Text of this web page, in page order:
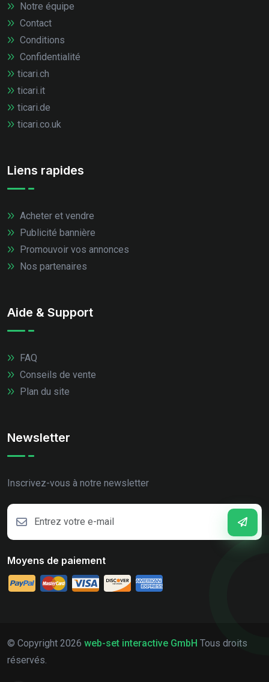
Notre équipe
Contact
Conditions
Confidentialité
ticari.ch
ticari.it
ticari.de
ticari.co.uk
Liens rapides
Acheter et vendre
Publicité bannière
Promouvoir vos annonces
Nos partenaires
Aide & Support
FAQ
Conseils de vente
Plan du site
Newsletter
Inscrivez-vous à notre newsletter
Moyens de paiement
© Copyright 2026 web-set interactive GmbH Tous droits
réservés.